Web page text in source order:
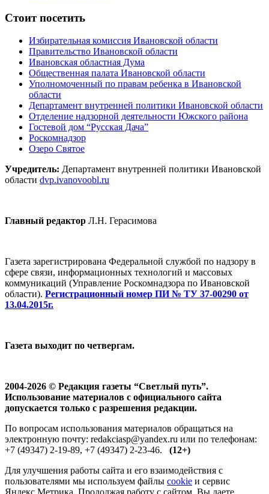
Стоит посетить
Избирательная комиссия Ивановской области
Правительство Ивановской области
Ивановская областная Дума
Общественная палата Ивановской области
Уполномоченный по правам ребенка в Ивановской
области
Департамент внутренней политики Ивановской области
Отделение надзорной деятельности Южского района
Гостевой дом “Русская Дача”
Роскомнадзор
Озеро Святое
Учредитель: Департамент внутренней политики Ивановской
области dvp.ivanovoobl.ru
Главный редактор Л.Н. Герасимова
Газета зарегистрирована Федеральной службой по надзору в
сфере связи, информационных технологий и массовых
коммуникаций (Управление Роскомнадзора по Ивановской
области). Регистрационный номер ПИ № ТУ 37-00290 от
13.04.2015г.
Газета выходит по четвергам.
2004-2026 © Редакция газеты “Светлый путь”.
Использование материалов с официального сайта
допускается только с разрешения редакции.
По вопросам использования материалов обращаться на
электронную почту: redakciasp@yandex.ru или по телефонам:
+7 (49347) 2-19-89, +7 (49347) 2-23-46. (12+)
Для улучшения работы сайта и его взаимодействия с
пользователями мы используем файлы cookie и сервис